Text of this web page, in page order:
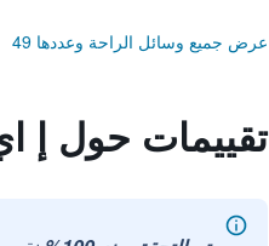
عرض جميع وسائل الراحة وعددها 49
تقييمات حول إ